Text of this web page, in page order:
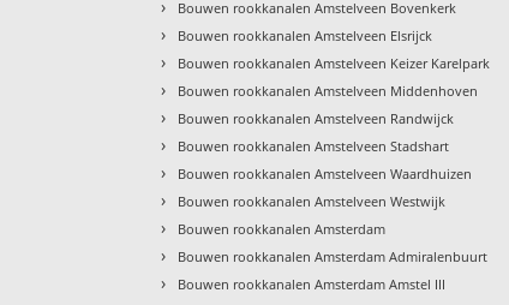
› Bouwen rookkanalen Amstelveen Bovenkerk
› Bouwen rookkanalen Amstelveen Elsrijck
› Bouwen rookkanalen Amstelveen Keizer Karelpark
› Bouwen rookkanalen Amstelveen Middenhoven
› Bouwen rookkanalen Amstelveen Randwijck
› Bouwen rookkanalen Amstelveen Stadshart
› Bouwen rookkanalen Amstelveen Waardhuizen
› Bouwen rookkanalen Amstelveen Westwijk
› Bouwen rookkanalen Amsterdam
› Bouwen rookkanalen Amsterdam Admiralenbuurt
› Bouwen rookkanalen Amsterdam Amstel III